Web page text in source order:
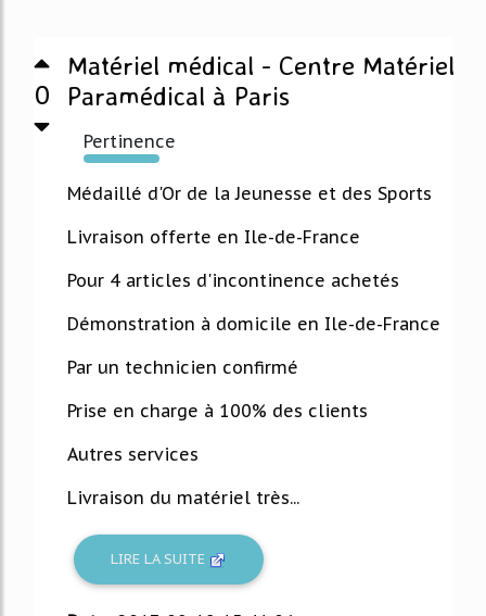
0
Matériel médical - Centre Matériel
Paramédical à Paris
Pertinence
126%
Médaillé d'Or de la Jeunesse et des Sports
Livraison offerte en Ile-de-France
Pour 4 articles d'incontinence achetés
Démonstration à domicile en Ile-de-France
Par un technicien confirmé
Prise en charge à 100% des clients
Autres services
Livraison du matériel très...
LIRE LA SUITE